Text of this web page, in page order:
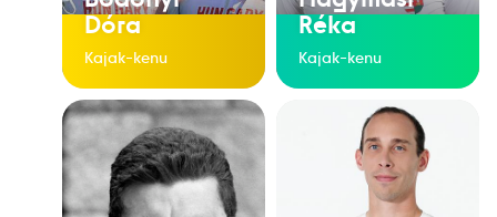
Dóra
Kajak-kenu
Réka
Kajak-kenu